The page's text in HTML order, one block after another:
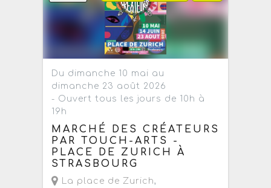
Du dimanche 10 mai au
dimanche 23 août 2026
- Ouvert tous les jours de 10h à
19h
MARCHÉ DES CRÉATEURS
PAR TOUCH-ARTS -
PLACE DE ZURICH À
STRASBOURG
La place de Zurich,